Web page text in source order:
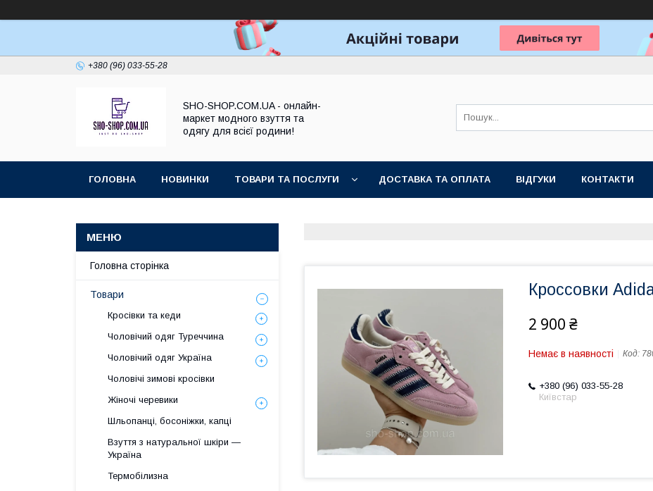
+380 (96) 033-55-28
SHO-SHOP.COM.UA - онлайн-
маркет модного взуття та
одягу для всієї родини!
ГОЛОВНА НОВИНКИ ТОВАРИ ТА ПОСЛУГИ ДОСТАВКА ТА ОПЛАТА ВІДГУКИ КОНТАКТИ
Кроссовки
2 900 ₴
Немає в наявності Код:
+380 (96) 033-55-28
Київстар
Головна сторінка
Товари
Кросівки та кеди
Чоловічий одяг Туреччина
Чоловічий одяг Україна
Чоловічі зимові кросівки
Жіночі черевики
Шльопанці, босоніжки, капці
Взуття з натуральної шкіри —
Україна
Термобілизна